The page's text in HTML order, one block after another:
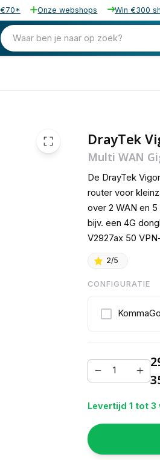
€70* Onze webshops Win €300
Waar ben je naar op zoek?
DrayTek
Multi WAN
De DrayTek
router voor
over 2 WAN en
bijv. een 4G
V2927ax 50
2/5
CONFIGURATIE
Levertijd 1 tot 3
291,00 excl. btw
352,11 incl. btw